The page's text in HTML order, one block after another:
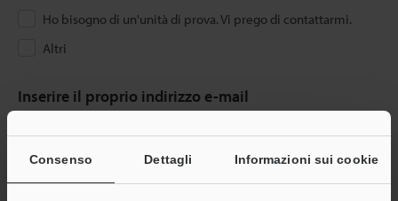
Consenso Dettagli Informazioni sui cookie
Ho bisogno di un'unità di prova. Vi prego di contattarmi.
Altri
Inserire il proprio indirizzo e-mail
indirizzo e-mail.
Se non è ancora registrato, inserisca il suo indirizzo email qui
sotto e clicchi su "Continua" per completare la registrazione.